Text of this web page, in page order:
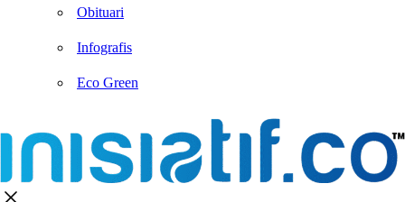
Obituari
Infografis
Eco Green